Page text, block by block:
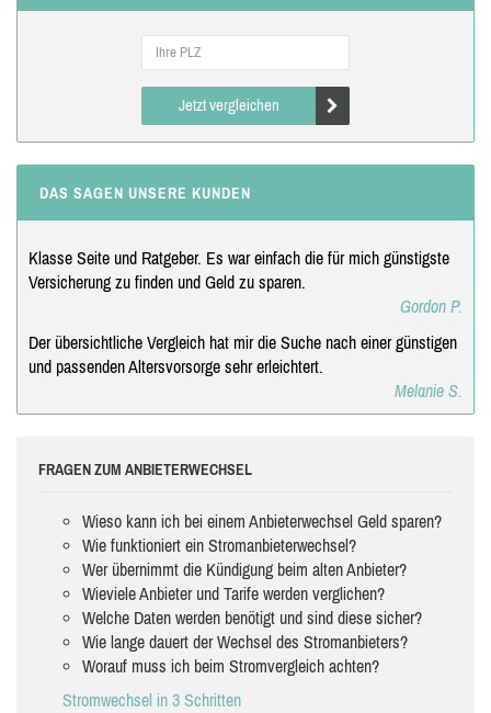
Jetzt vergleichen
DAS SAGEN UNSERE KUNDEN
Klasse Seite und Ratgeber. Es war einfach die für mich günstigste
Versicherung zu finden und Geld zu sparen.
Gordon P.
Der übersichtliche Vergleich hat mir die Suche nach einer günstigen
und passenden Altersvorsorge sehr erleichtert.
Melanie S.
FRAGEN ZUM ANBIETERWECHSEL
Wieso kann ich bei einem Anbieterwechsel Geld sparen?
Wie funktioniert ein Stromanbieterwechsel?
Wer übernimmt die Kündigung beim alten Anbieter?
Wieviele Anbieter und Tarife werden verglichen?
Welche Daten werden benötigt und sind diese sicher?
Wie lange dauert der Wechsel des Stromanbieters?
Worauf muss ich beim Stromvergleich achten?
Stromwechsel in 3 Schritten